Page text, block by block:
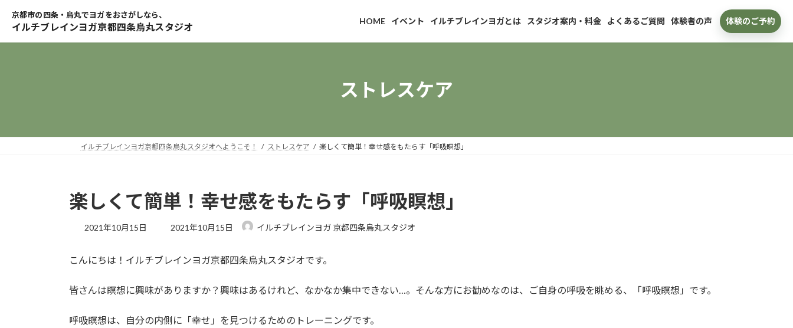
プ
動
HOME イベント イルチブレインヨガとは スタジオ案内・料金 よくあるご質問 体験者の声 体験のご予約
ストレスケア
イルチブレインヨガ京都四条烏丸スタジオへようこそ！ ストレスケア 楽しくて簡単！幸せ感をもたらす「呼吸瞑想」
楽しくて簡単！幸せ感をもたらす「呼吸瞑想」
2021年10月15日
最
新
:
2021年10月15日 イルチブレインヨガ 京都四条烏丸スタジオ
こんにちは！イルチブレインヨガ京都四条烏丸スタジオです。
皆さんは瞑想に興味がありますか？興味はあるけれど、なかなか集中できない…。そんな方にお勧めなのは、ご自身の呼吸を眺める、「呼吸瞑想」です。
呼吸瞑想は、自分の内側に「幸せ」を見つけるためのトレーニングです。